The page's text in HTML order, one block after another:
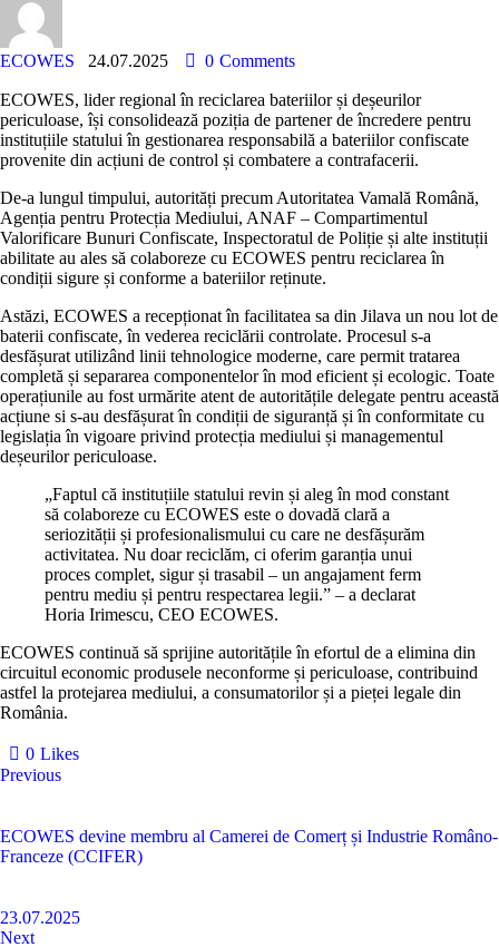
ECOWES 24.07.2025 0 Comments
ECOWES, lider regional în reciclarea bateriilor și deșeurilor
periculoase, își consolidează poziția de partener de încredere pentru
instituțiile statului în gestionarea responsabilă a bateriilor confiscate
provenite din acțiuni de control și combatere a contrafacerii.
De-a lungul timpului, autorități precum Autoritatea Vamală Română,
Agenția pentru Protecția Mediului, ANAF – Compartimentul
Valorificare Bunuri Confiscate, Inspectoratul de Poliție și alte instituții
abilitate au ales să colaboreze cu ECOWES pentru reciclarea în
condiții sigure și conforme a bateriilor reținute.
Astăzi, ECOWES a recepționat în facilitatea sa din Jilava un nou lot de
baterii confiscate, în vederea reciclării controlate. Procesul s-a
desfășurat utilizând linii tehnologice moderne, care permit tratarea
completă și separarea componentelor în mod eficient și ecologic. Toate
operațiunile au fost urmărite atent de autoritățile delegate pentru această
acțiune si s-au desfășurat în condiții de siguranță și în conformitate cu
legislația în vigoare privind protecția mediului și managementul
deșeurilor periculoase.
„Faptul că instituțiile statului revin și aleg în mod constant
să colaboreze cu ECOWES este o dovadă clară a
seriozității și profesionalismului cu care ne desfășurăm
activitatea. Nu doar reciclăm, ci oferim garanția unui
proces complet, sigur și trasabil – un angajament ferm
pentru mediu și pentru respectarea legii.” – a declarat
Horia Irimescu, CEO ECOWES.
ECOWES continuă să sprijine autoritățile în efortul de a elimina din
circuitul economic produsele neconforme și periculoase, contribuind
astfel la protejarea mediului, a consumatorilor și a pieței legale din
România.
0 Likes
Previous
ECOWES devine membru al Camerei de Comerț și Industrie Româno-
Franceze (CCIFER)
23.07.2025
Next